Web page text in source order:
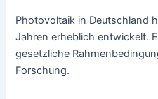
Photovoltaik in Deutschland
Jahren erheblich entwickelt.
gesetzliche
Forschung.